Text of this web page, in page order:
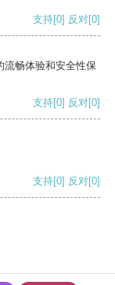
支持[0] 反对[0]
流畅体验和安全性保
支持[0] 反对[0]
支持[0] 反对[0]